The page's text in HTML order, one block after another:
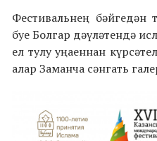
Фестивальнең
буе Болгар дәүләтендә
ел тулу уңаеннан
алар Заманча сәнгать